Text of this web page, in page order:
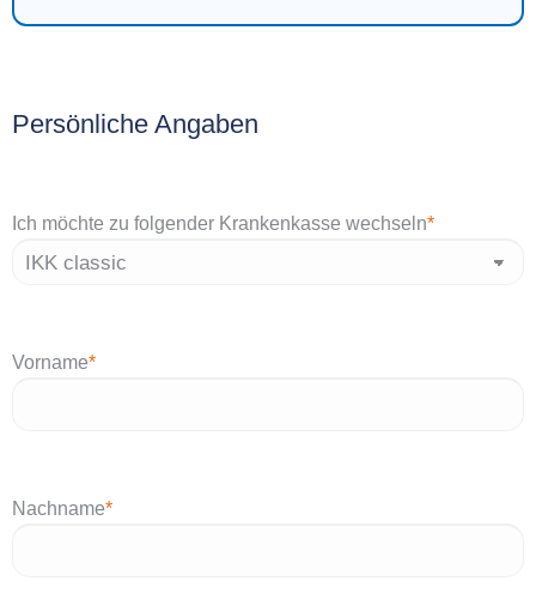
Persönliche Angaben
Ich möchte zu folgender Krankenkasse wechseln*
Vorname*
Nachname*